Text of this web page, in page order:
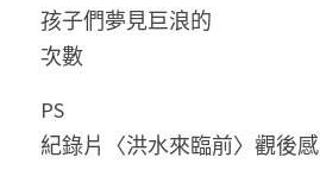
孩子們夢見巨浪的
次數
PS
紀錄片〈洪水來臨前〉觀後感